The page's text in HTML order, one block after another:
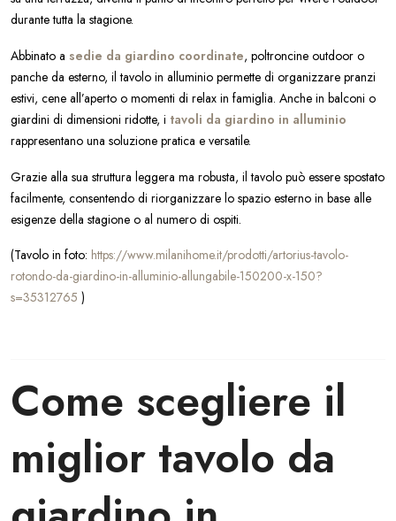
durante tutta la stagione.
Abbinato a sedie da giardino coordinate, poltroncine outdoor o
panche da esterno, il tavolo in alluminio permette di organizzare pranzi
estivi, cene all’aperto o momenti di relax in famiglia. Anche in balconi o
giardini di dimensioni ridotte, i tavoli da giardino in alluminio
rappresentano una soluzione pratica e versatile.
Grazie alla sua struttura leggera ma robusta, il tavolo può essere spostato
facilmente, consentendo di riorganizzare lo spazio esterno in base alle
esigenze della stagione o al numero di ospiti.
(Tavolo in foto: https://www.milanihome.it/prodotti/artorius-tavolo-
rotondo-da-giardino-in-alluminio-allungabile-150200-x-150?
s=35312765 )
Come scegliere il
miglior tavolo da